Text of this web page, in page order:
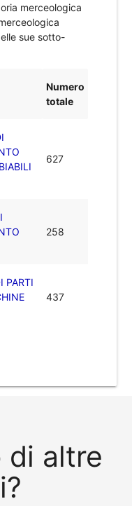
merceologica
sue sotto-
Numero
totale
627
258
PARTI
437
di altre